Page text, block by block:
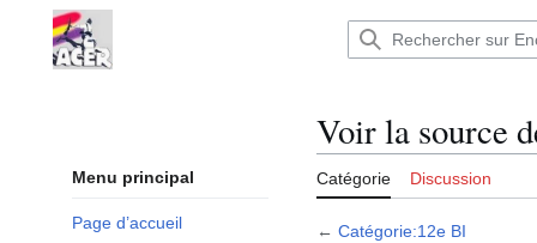
contenu
Encyclopédie : Brigades
Menu principal
Page d’accueil
Voir la source
Catégorie Discussion
← Catégorie:12e BI